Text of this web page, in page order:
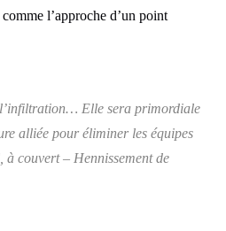
l’approche d’un point
l’infiltration… Elle sera primordiale
alliée pour éliminer les équipes
couvert – Hennissement de